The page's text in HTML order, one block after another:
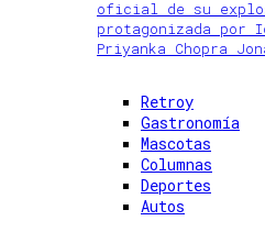
oficial de su
protagonizada por
Priyanka Chopra
Retroy
Gastronomía
Mascotas
Columnas
Deportes
Autos